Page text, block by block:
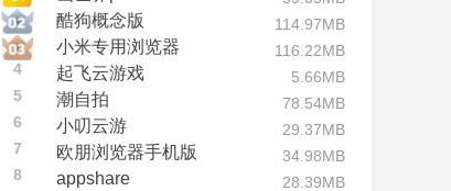
酷狗概念版 114.97MB
小米专用浏览器
116.22MB
4
起飞云游戏
5.66MB
5
潮自拍
78.54MB
6
小叨云游
29.37MB
7
欧朋浏览器手机版
34.98MB
8
appshare
28.39MB